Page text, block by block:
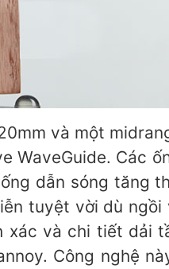
và một
WaveGuide. Các
dẫn sóng tăng
tuyệt vời dù
và chi tiết dải
Công nghệ